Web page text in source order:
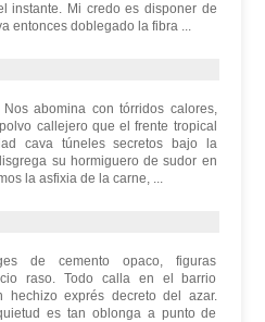
instante. Mi credo es disponer de
entonces doblegado la fibra ...
abomina con tórridos calores,
callejero que el frente tropical
cava túneles secretos bajo la
su hormiguero de sudor en
la asfixia de la carne, ...
de cemento opaco, figuras
raso. Todo calla en el barrio
hechizo exprés decreto del azar.
es tan oblonga a punto de